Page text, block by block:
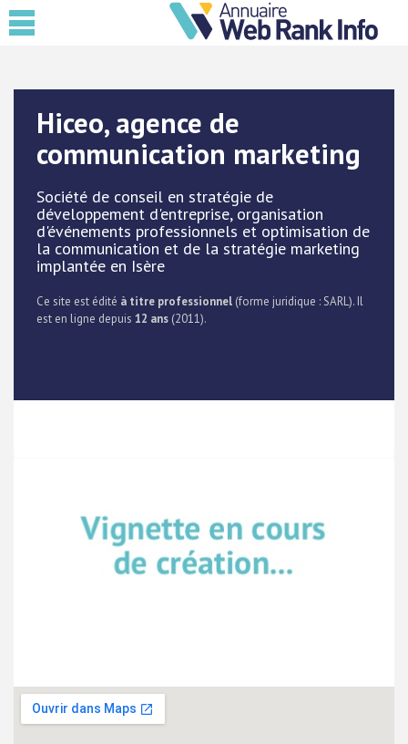
Hiceo, agence de
communication marketing
Société de conseil en stratégie de
développement d'entreprise, organisation
d'événements professionnels et optimisation de
la communication et de la stratégie marketing
implantée en Isère
Ce site est édité à titre professionnel (forme juridique : SARL). Il
est en ligne depuis 12 ans (2011).